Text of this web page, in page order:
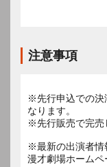
注意事項
※先行申込での決
なります。
※先行販売で完売
※最新の出演者情
漫才劇場ホームペ